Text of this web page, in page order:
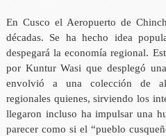
En Cusco el Aeropuerto de
décadas. Se ha hecho idea
despegará la economía regional.
por Kuntur Wasi que desplegó
envolvió a una colección de
regionales quienes, sirviendo los
llegaron incluso ha impulsar una
parecer como si el “pueblo